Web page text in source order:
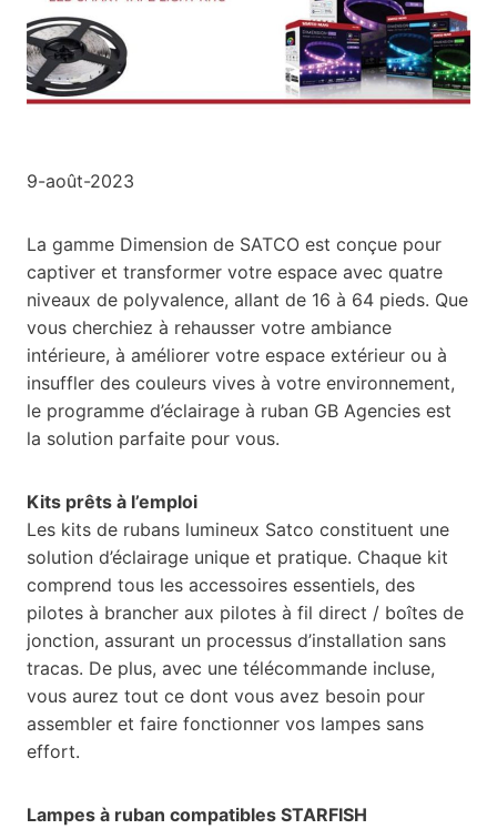
9-août-2023
La gamme Dimension de SATCO est conçue pour
captiver et transformer votre espace avec quatre
niveaux de polyvalence, allant de 16 à 64 pieds. Que
vous cherchiez à rehausser votre ambiance
intérieure, à améliorer votre espace extérieur ou à
insuffler des couleurs vives à votre environnement,
le programme d’éclairage à ruban GB Agencies est
la solution parfaite pour vous.
Kits prêts à l’emploi
Les kits de rubans lumineux Satco constituent une
solution d’éclairage unique et pratique. Chaque kit
comprend tous les accessoires essentiels, des
pilotes à brancher aux pilotes à fil direct / boîtes de
jonction, assurant un processus d’installation sans
tracas. De plus, avec une télécommande incluse,
vous aurez tout ce dont vous avez besoin pour
assembler et faire fonctionner vos lampes sans
effort.
Lampes à ruban compatibles STARFISH